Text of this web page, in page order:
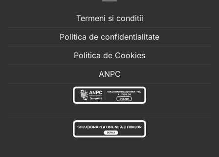
Termeni si conditii
Politica de confidentialitate
Politica de Cookies
ANPC